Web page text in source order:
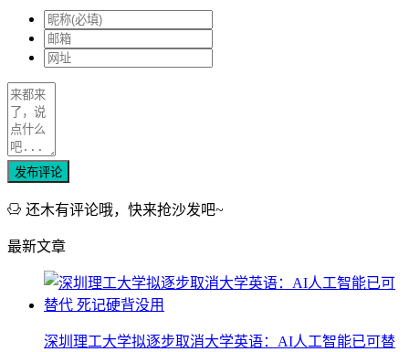
发布评论
还木有评论哦，快来抢沙发吧~
最新文章
深圳理工大学拟逐步取消大学英语：AI人工智能已可替